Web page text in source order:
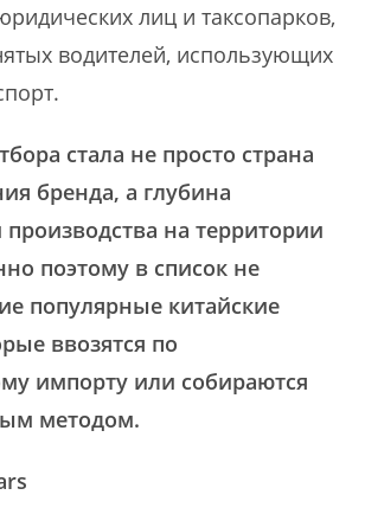
лиц и таксопарков,
водителей, использующих
стала не просто страна
бренда, а глубина
на территории
поэтому в список не
популярные китайские
ввозятся по
импорту или собираются
методом.